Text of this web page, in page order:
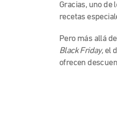
Gracias, uno de
recetas
Pero más allá
Black Friday, el
ofrecen